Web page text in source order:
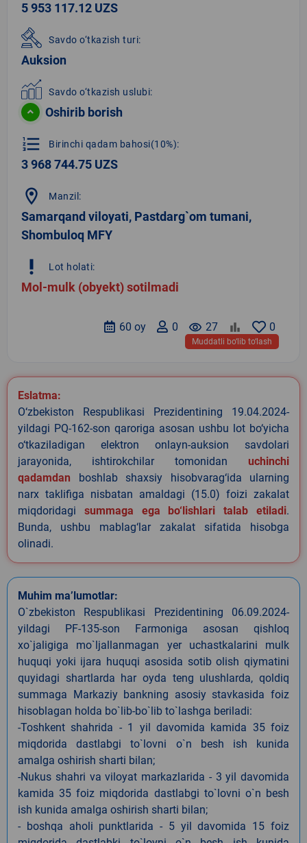
5 953 117.12 UZS
Savdo o‘tkazish turi:
Auksion
Savdo o‘tkazish uslubi:
Oshirib borish
format_list_numbered Birinchi qadam bahosi(10%):
3 968 744.75 UZS
location_on Manzil:
Samarqand viloyati, Pastdarg`om tumani,
Shombuloq MFY
priority_high Lot holati:
Mol-mulk (obyekt) sotilmadi
0
remove_red_eye 27
0
60 oy
Muddatli bo‘lib to‘lash
Eslatma:
O‘zbekiston Respublikasi Prezidentining 19.04.2024-
yildagi PQ-162-son qaroriga asosan ushbu lot bo‘yicha
o‘tkaziladigan elektron onlayn-auksion savdolari
jarayonida, ishtirokchilar tomonidan uchinchi
qadamdan boshlab shaxsiy hisobvarag‘ida ularning
narx taklifiga nisbatan amaldagi (15.0) foizi zakalat
miqdoridagi summaga ega bo‘lishlari talab etiladi.
Bunda, ushbu mablag‘lar zakalat sifatida hisobga
olinadi.
Muhim ma’lumotlar:
O`zbekiston Respublikasi Prezidentining 06.09.2024-
yildagi PF-135-son Farmoniga asosan qishloq
xo`jaligiga mo`ljallanmagan yer uchastkalarini mulk
huquqi yoki ijara huquqi asosida sotib olish qiymatini
quyidagi shartlarda har oyda teng ulushlarda, qoldiq
summaga Markaziy bankning asosiy stavkasida foiz
hisoblagan holda bo`lib-bo`lib to`lashga beriladi:
-Toshkent shahrida - 1 yil davomida kamida 35 foiz
miqdorida dastlabgi to`lovni o`n besh ish kunida
amalga oshirish sharti bilan;
-Nukus shahri va viloyat markazlarida - 3 yil davomida
kamida 35 foiz miqdorida dastlabgi to`lovni o`n besh
ish kunida amalga oshirish sharti bilan;
- boshqa aholi punktlarida - 5 yil davomida 15 foiz